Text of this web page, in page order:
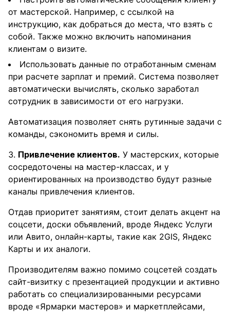
от мастерской. Например, с ссылкой на
инструкцию, как добраться до места, что взять с
собой. Также можно включить напоминания
клиентам о визите.
Использовать данные по отработанным сменам
при расчете зарплат и премий. Система позволяет
автоматически вычислять, сколько заработал
сотрудник в зависимости от его нагрузки.
Автоматизация позволяет снять рутинные задачи с
команды, сэкономить время и силы.
Привлечение клиентов. У мастерских, которые
сосредоточены на мастер-классах, и у
ориентированных на производство будут разные
каналы привлечения клиентов.
Отдав приоритет занятиям, стоит делать акцент на
соцсети, доски объявлений, вроде Яндекс Услуги
или Авито, онлайн-карты, такие как 2GIS, Яндекс
Карты и их аналоги.
Производителям важно помимо соцсетей создать
сайт-визитку с презентацией продукции и активно
работать со специализированными ресурсами
вроде «Ярмарки мастеров» и маркетплейсами,